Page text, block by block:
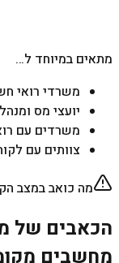
מתאים במיוחד ל…
משרדי רואי
יועצי מס
משרדים עם
צוותים עם
מה כואב במצב
הכאבים של
מחשבים